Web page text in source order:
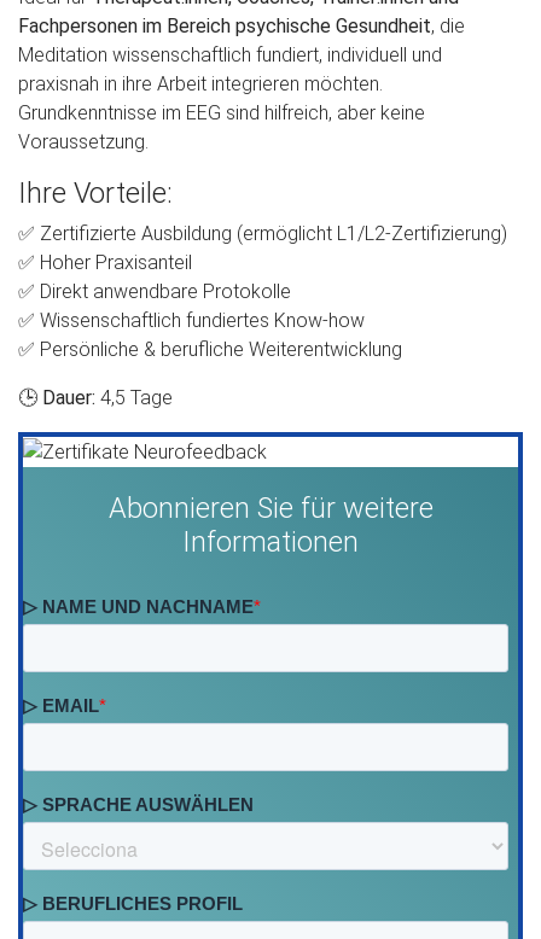
Fachpersonen im Bereich psychische Gesundheit, die
Meditation wissenschaftlich fundiert, individuell und
praxisnah in ihre Arbeit integrieren möchten.
Grundkenntnisse im EEG sind hilfreich, aber keine
Voraussetzung.
Ihre Vorteile:
✅ Zertifizierte Ausbildung (ermöglicht L1/L2-Zertifizierung)
✅ Hoher Praxisanteil
✅ Direkt anwendbare Protokolle
✅ Wissenschaftlich fundiertes Know-how
✅ Persönliche & berufliche Weiterentwicklung
🕒 Dauer: 4,5 Tage
Abonnieren Sie für weitere
Informationen